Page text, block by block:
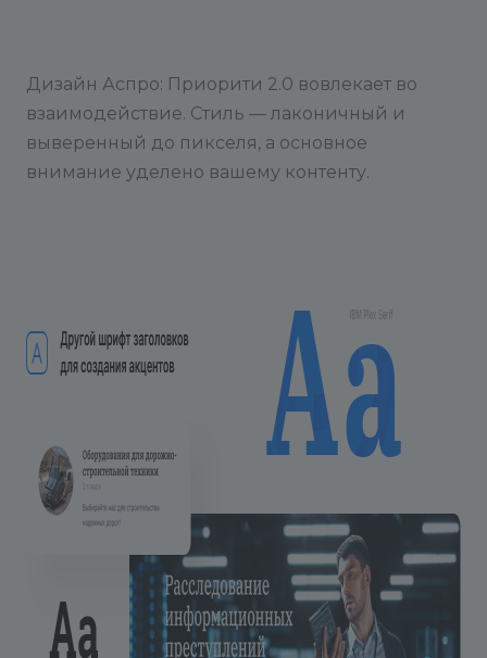
Дизайн Аспро: Приорити 2.0 вовлекает во
взаимодействие. Стиль — лаконичный и
выверенный до пикселя, а основное
внимание уделено вашему контенту.